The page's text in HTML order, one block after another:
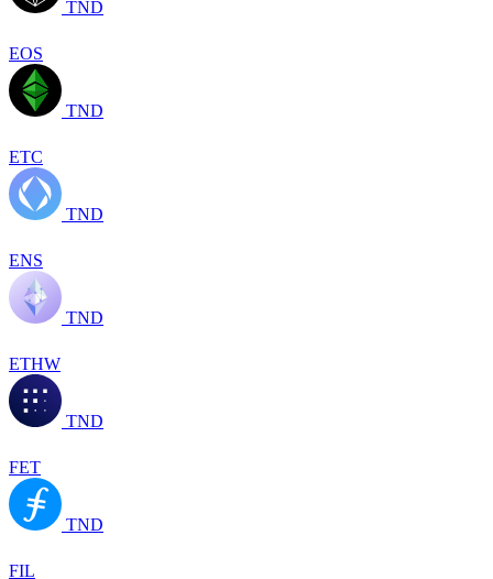
TND
EOS
TND
ETC
TND
ENS
TND
ETHW
TND
FET
TND
FIL